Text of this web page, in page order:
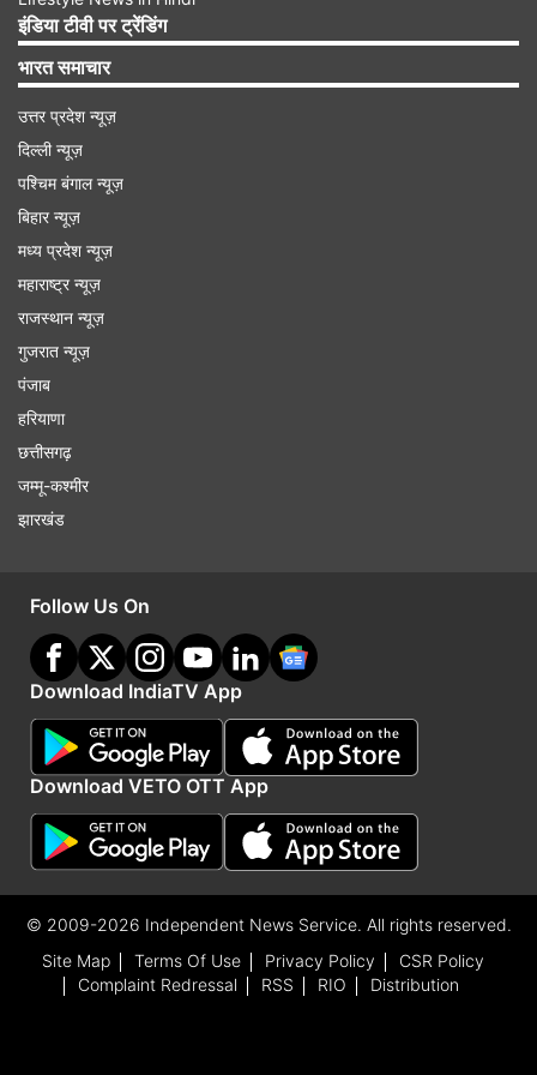
बेचे जाने वाले अधिकांश एआई सोल्यूशंस ‘मूर्खतापूर्ण, पुराने
प्रोग्राम’ हैं, जिन्हें भविष्य के काम के रूप में प्रचारित किया
जाता है। एआई में ‘मशीन लर्निंग’ और ‘डीप लर्निंग’ क्षमताएं
शामिल हैं।
Advertisement
इंडिया टीवी पर ट्रेंडिंग
भारत समाचार
उत्तर प्रदेश न्यूज़
दिल्ली न्यूज़
पश्चिम बंगाल न्यूज़
बिहार न्यूज़
मध्य प्रदेश न्यूज़
महाराष्ट्र न्यूज़
राजस्थान न्यूज़
गुजरात न्यूज़
पंजाब
हरियाणा
छत्तीसगढ़
जम्मू-कश्मीर
झारखंड
Follow Us On
Download IndiaTV App
Download VETO OTT App
© 2009-2026 Independent News Service. All rights reserved.
Site Map
Terms Of Use Privacy Policy
CSR Policy
Complaint Redressal
RSS RIO Distribution